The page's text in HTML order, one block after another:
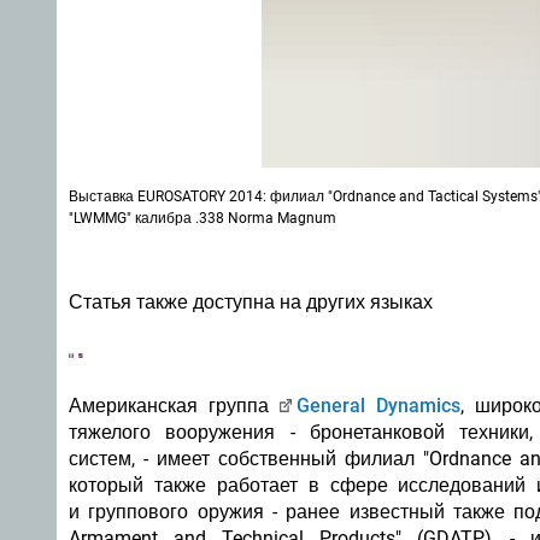
Выставка EUROSATORY 2014: филиал "Ordnance and Tactical
"LWMMG" калибра .338 Norma Magnum
Статья также доступна на других языках
Американская группа General Dynamics,
тяжелого вооружения - бронетанковой
систем, - имеет собственный филиал "Ordnance
который также работает в сфере исследований
и группового оружия - ранее известный также